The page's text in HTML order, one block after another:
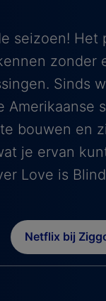
seizoen! Het
zonder
Sinds
bouwen en
je ervan
Love is
Netflix bij